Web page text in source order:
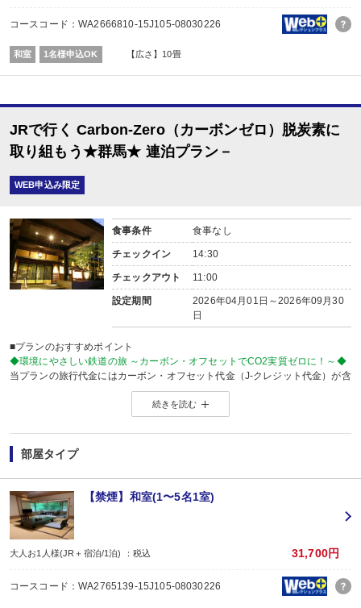
コースコード：WA2666810-15J105-08030226
和室 1名様申込OK 【広さ】10畳
JRで行く Carbon-Zero（カーボンゼロ）脱炭素に
取り組もう★群馬★ 連泊プラン－
WEB申込み限定
食事条件 食事なし
チェックイン 14:30
チェックアウト 11:00
設定期間
2026年04月01日～2026年09月30
日
■プランのおすすめポイント
◆環境にやさしい鉄道の旅 ～カーボン・オフセットでCO2実質ゼロに！～◆
当プランの旅行代金にはカーボン・オフセット代金（J-クレジット代金）が含
森林保全に役立てられます。
旅行の移動で排出されるCO2を埋め合わせ（オフセット）出来る仕組みとなっ
※カーボン・オフセットについて、詳しくはこちら
※購入先：日本製紙木材株式会社
※J-クレジット制度とは…省エネルギー機器の導入や森林経営などの取組みに
温室効果ガスの排出削減量や吸収量をクレジット」として国が認証する制度
J-クレジットの購入は、地域の森林整備を応援することに繋がります。
【連泊がお得♪】
2泊以上でお申し込みできる、お得なプランです。
※1泊でのご予約はできません
※すべての宿泊日が同一条件となります。
・
賀寿の当月内にご宿泊の場合、還暦・喜寿・米寿のお祝いちゃんちゃんこ無
続きを読む
部屋タイプ
【禁煙】和室(1〜5名1室)
大人お1人様(JR＋宿泊/1泊) ：税込 31,700円
コースコード：WA2765139-15J105-08030226